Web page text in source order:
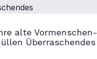
alte Vormenschen-
Überraschendes